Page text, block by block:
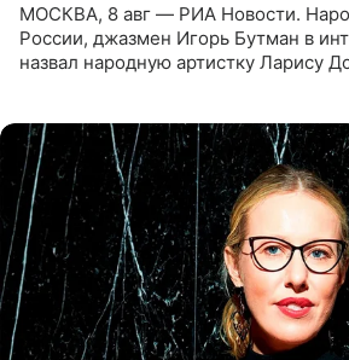
МОСКВА, 8 авг — РИА Новости.
России, джазмен Игорь Бутман в
назвал народную артистку Ларису